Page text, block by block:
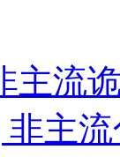
主流
非主